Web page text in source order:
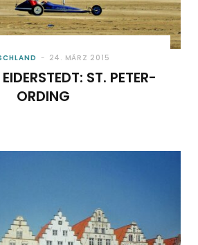
24. MÄRZ 2015
ST. PETER-
ORDING